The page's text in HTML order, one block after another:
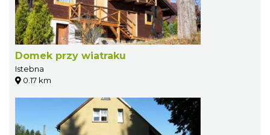
Domek przy wiatraku
Istebna
0.17 km